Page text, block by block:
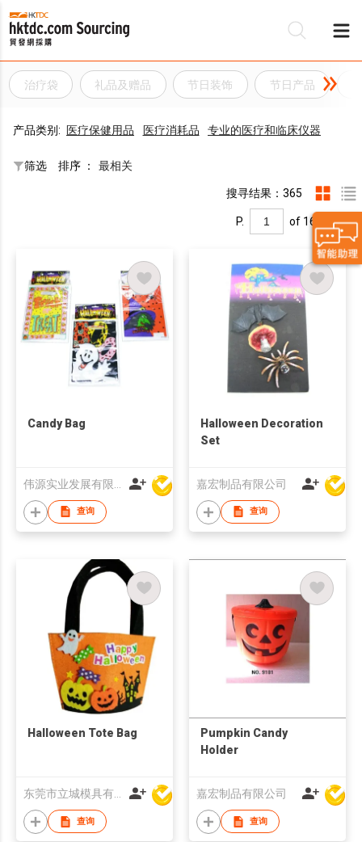
治疗袋 礼品及赠品 节日装饰 节日产品
产品类别: 医疗保健用品 医疗消耗品 专业的医疗和临床仪器
筛选 排序 ： 最相关
搜寻结果：365
P. of 16
Candy Bag
查询
Halloween Decoration
Set
嘉宏制品有限公司
查询
Halloween Tote Bag
查询
Pumpkin Candy
Holder
嘉宏制品有限公司
查询